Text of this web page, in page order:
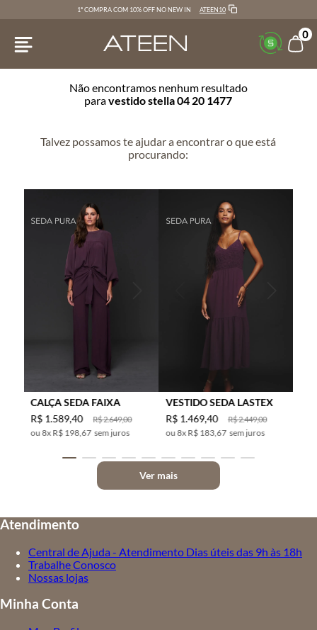
1ª COMPRA COM 10% OFF NO NEW IN ATEEN10
0
Não encontramos nenhum resultado
paravestido stella 04 20 1477
Talvez possamos te ajudar a encontrar o que está
procurando:
CALÇA SEDA FAIXA
R$2.649,00
R$ 1.589,40
8x R$ 198,67 sem juros
VESTIDO SEDA LASTEX
R$2.449,00
R$ 1.469,40
8x R$ 183,67 sem juros
Ver mais
Atendimento
Central de Ajuda - Atendimento Dias úteis das 9h às 18h
Trabalhe Conosco
Nossas lojas
Minha Conta